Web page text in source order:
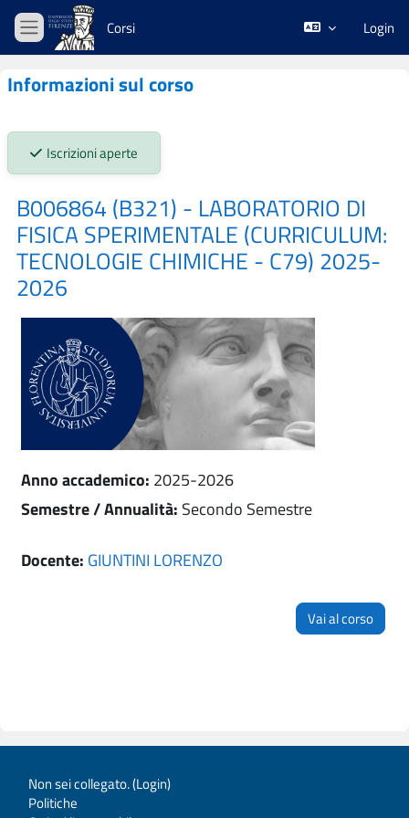
Vai al contenuto principale
Pannello laterale
Corsi Login
Informazioni sul corso
Stato iscrizioni:
Iscrizioni aperte
B006864 (B321) - LABORATORIO DI
FISICA SPERIMENTALE (CURRICULUM:
TECNOLOGIE CHIMICHE - C79) 2025-
2026
Anno accademico: 2025-2026
Semestre / Annualità: Secondo Semestre
Docente: GIUNTINI LORENZO
Vai al corso
Non sei collegato. (Login)
Politiche